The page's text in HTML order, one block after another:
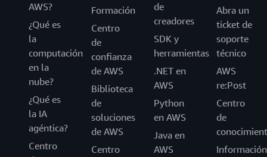
AWS?
¿Qué es
la
computación
en la
nube?
¿Qué es
la IA
agéntica?
Centro
Formación
Centro
de
confianza
de AWS
Biblioteca
de
soluciones
de AWS
Centro
de
creadores
SDK y
herramientas
.NET en
AWS
Python
en AWS
Java en
AWS
Abra un
ticket de
soporte
técnico
AWS
re:Post
Centro
de
Información